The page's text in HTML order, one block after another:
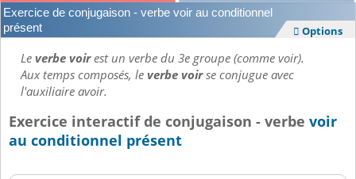
Leçons
Exercice de conjugaison - verbe voir au conditionnel
présent
 Options
Leverbe voirest un verbe du 3e groupe (comme voir).
Aux temps composés, leverbe voirse conjugue avec
l'auxiliaire avoir.
Exercice interactif de conjugaison - verbe voir
au conditionnel présent